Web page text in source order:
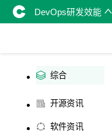
DevOps研发效能
综合
开源资讯
软件资讯